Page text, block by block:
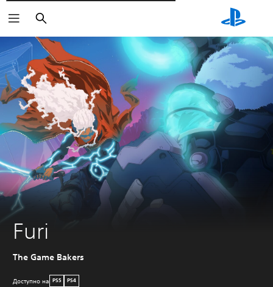
Пошук
Furi
The Game Bakers
Доступно на PS5 PS4